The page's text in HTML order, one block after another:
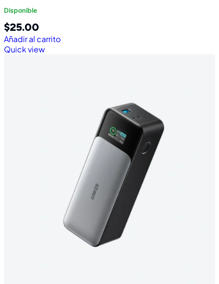
Disponible
$25.00
Añadir al carrito
Quick view